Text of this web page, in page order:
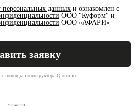
персональных данных и ознакомлен с
ООО "Куформ" и
ООО «АФАРИ»
с помощью конструктора Qform.io